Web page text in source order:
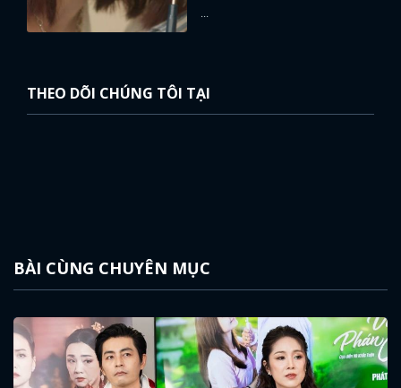
...
THEO DÕI CHÚNG TÔI TẠI
BÀI CÙNG CHUYÊN MỤC